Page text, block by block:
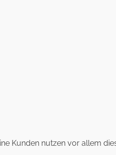
Kunden nutzen vor allem